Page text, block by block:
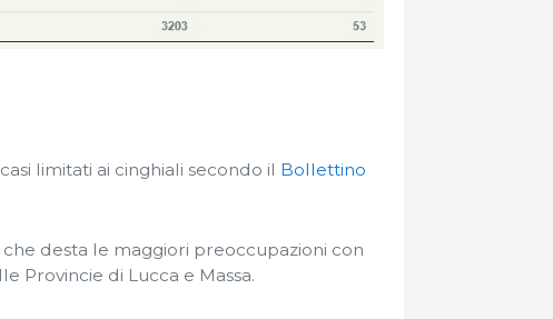
limitati ai cinghiali secondo il Bollettino
desta le maggiori preoccupazioni con
Provincie di Lucca e Massa.